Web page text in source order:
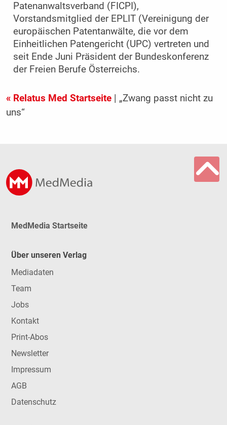
Patenanwaltsverband (FICPI),
Vorstandsmitglied der EPLIT (Vereinigung der
europäischen Patentanwälte, die vor dem
Einheitlichen Patengericht (UPC) vertreten und
seit Ende Juni Präsident der Bundeskonferenz
der Freien Berufe Österreichs.
« Relatus Med Startseite| „Zwang passt nicht zu
uns“
MedMedia Startseite
Über unseren Verlag
Mediadaten
Team
Jobs
Kontakt
Print-Abos
Newsletter
Impressum
AGB
Datenschutz